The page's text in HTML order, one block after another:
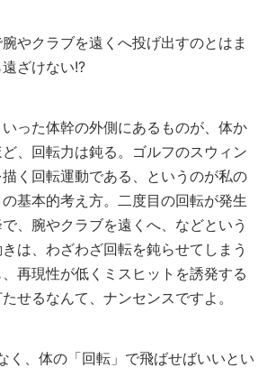
やクラブを遠くへ投げ出すのとはま
ざけない!?
った体幹の外側にあるものが、体か
、回転力は鈍る。ゴルフのスウィン
く回転運動である、というのが私の
の基本的考え方。二度目の回転が発生
、腕やクラブを遠くへ、などという
は、わざわざ回転を鈍らせてしまう
再現性が低くミスヒットを誘発する
せるなんて、ナンセンスですよ。
く、体の「回転」で飛ばせばいいとい